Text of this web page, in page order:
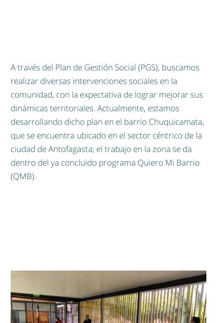
A través del Plan de Gestión Social (PGS), buscamos
realizar diversas intervenciones sociales en la
comunidad, con la expectativa de lograr mejorar sus
dinámicas territoriales. Actualmente, estamos
desarrollando dicho plan en el barrio Chuquicamata,
que se encuentra ubicado en el sector céntrico de la
ciudad de Antofagasta; el trabajo en la zona se da
dentro del ya concluido programa Quiero Mi Barrio
(QMB).